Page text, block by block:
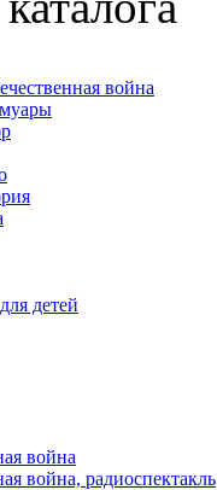
война
детей
война
война, радиоспектакль